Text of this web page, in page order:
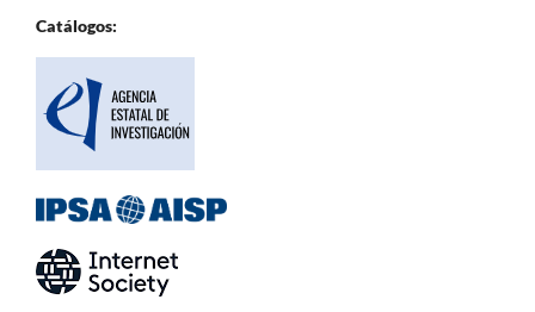
Catálogos: